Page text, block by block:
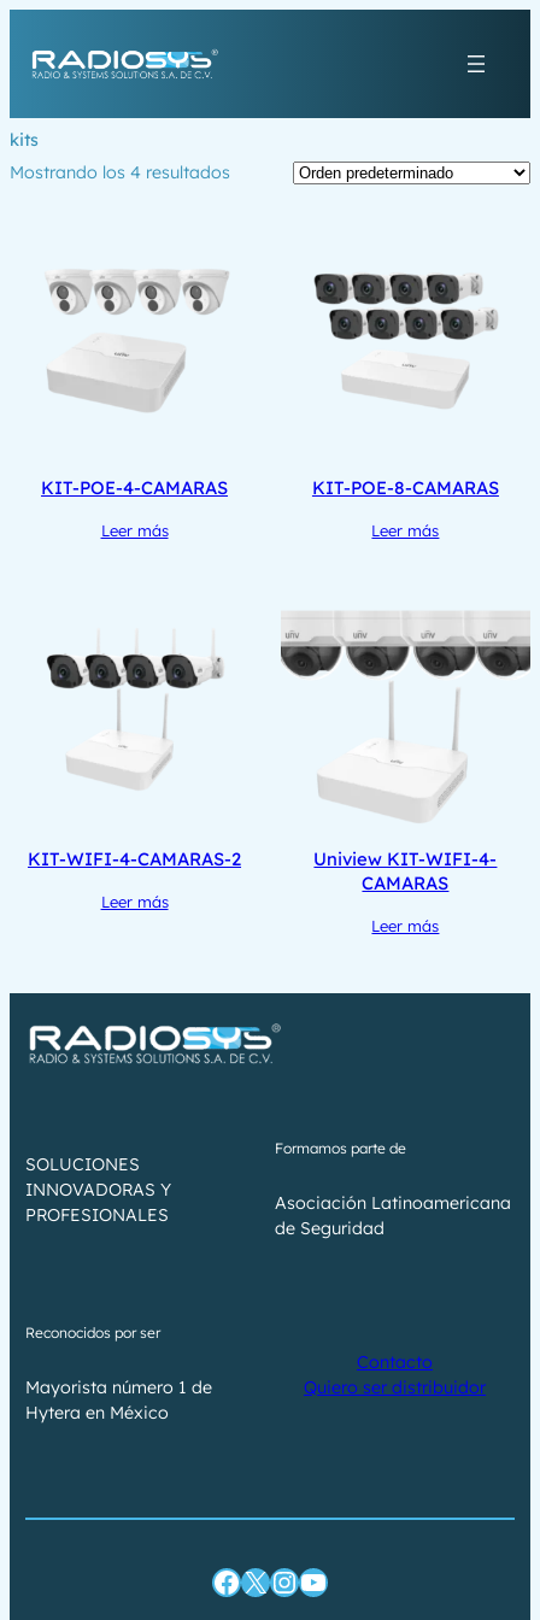
contenido
kits
Mostrando los 4 resultados
KIT-POE-4-CAMARAS
Leer más
KIT-POE-8-CAMARAS
Leer más
KIT-WIFI-4-CAMARAS-2
Leer más
Uniview KIT-WIFI-4-
CAMARAS
Leer más
SOLUCIONES
INNOVADORAS Y
PROFESIONALES
Formamos parte de
Asociación Latinoamericana
de Seguridad
Reconocidos por ser
Mayorista número 1 de
Hytera en México
Contacto
Quiero ser distribuidor
Facebook X InstagramYouTube